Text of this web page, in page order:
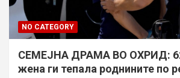
NO CATEGORY
СЕМЕЈНА ДРАМА ВО ОХРИД:
жена ги тепала роднините по